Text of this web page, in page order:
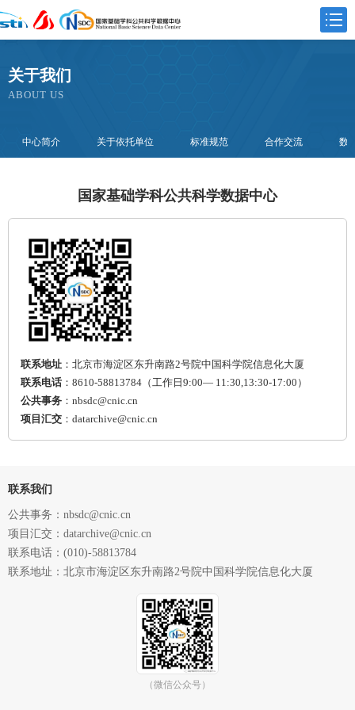
关于我们
ABOUT US
中心简介 关于依托单位 标准规范 合作交流 数
国家基础学科公共科学数据中心
联系地址 ：北京市海淀区东升南路2号院中国科学院信息化大厦
联系电话 ：8610-58813784（工作日9:00— 11:30,13:30-17:00）
公共事务 ：nbsdc@cnic.cn
项目汇交 ：datarchive@cnic.cn
联系我们
公共事务：nbsdc@cnic.cn
项目汇交：datarchive@cnic.cn
联系电话：(010)-58813784
联系地址：北京市海淀区东升南路2号院中国科学院信息化大厦
（微信公众号）